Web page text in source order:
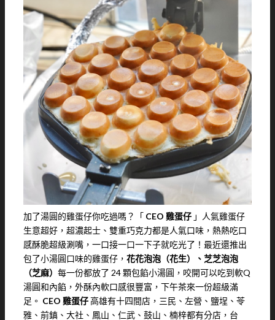
加了湯圓的雞蛋仔你吃過嗎？「 CEO 雞蛋仔 」人氣雞蛋仔
生意超好，超濃起士、雙重巧克力都是人氣口味，熱熱吃口
感酥脆超級涮嘴，一口接一口一下子就吃光了！最近還推出
包了小湯圓口味的雞蛋仔， 花花泡泡（花生）、芝芝泡泡
（芝麻） 每一份都放了 24 顆包餡小湯圓，咬開可以吃到軟Q
湯圓和內餡，外酥內軟口感很豐富，下午茶來一份超級滿
足。 CEO 雞蛋仔高雄有十四間店，三民、左營、鹽埕、苓
雅、前鎮、大社、鳳山、仁武、鼓山、楠梓都有分店，台